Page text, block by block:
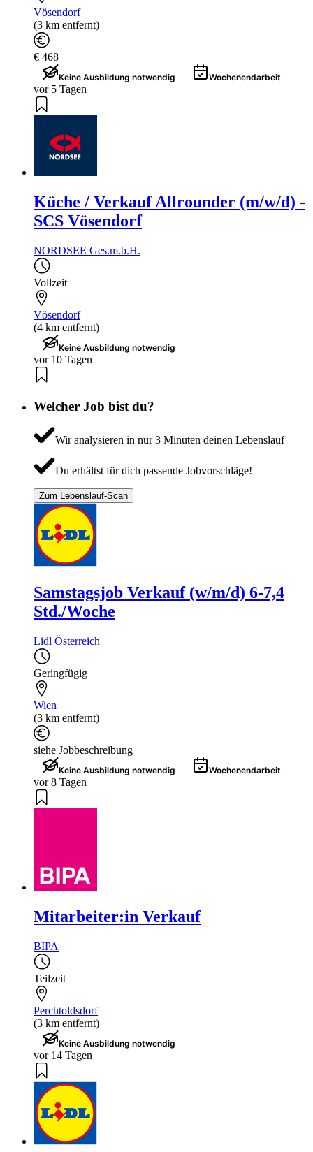
Vösendorf
(3 km entfernt)
€ 468
Keine Ausbildung notwendig Wochenendarbeit
vor 5 Tagen
Küche / Verkauf Allrounder (m/w/d) -
SCS Vösendorf
NORDSEE Ges.m.b.H.
Vollzeit
Vösendorf
(4 km entfernt)
Keine Ausbildung notwendig
vor 10 Tagen
Welcher Job bist du?
Wir analysieren in nur 3 Minuten deinen Lebenslauf
Du erhältst für dich passende Jobvorschläge!
Zum Lebenslauf-Scan
Samstagsjob Verkauf (w/m/d) 6-7,4
Std./Woche
Lidl Österreich
Geringfügig
Wien
(3 km entfernt)
siehe Jobbeschreibung
Keine Ausbildung notwendig Wochenendarbeit
vor 8 Tagen
Mitarbeiter:in Verkauf
BIPA
Teilzeit
Perchtoldsdorf
(3 km entfernt)
Keine Ausbildung notwendig
vor 14 Tagen